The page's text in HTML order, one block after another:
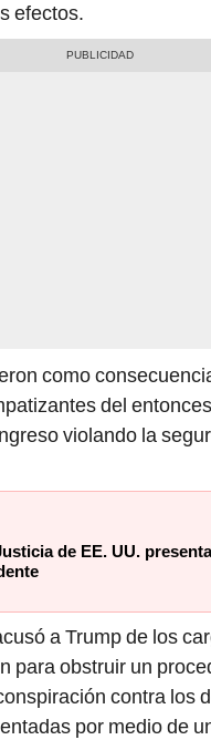
efectos.
como
del
violando la
de EE. UU.
a Trump de los
para obstruir un
contra los
por medio de